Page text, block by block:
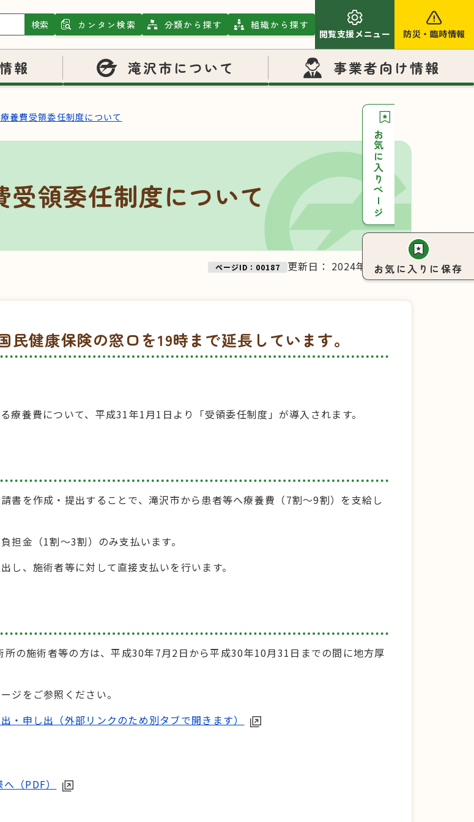
検索 カンタン検索 分類から探す 組織から探す
閲覧支援メニュー 防災 ・ 臨時情報
報 滝沢市について 事業者向け情報
お気に入りページ
お気に入りに保存
養費受領委任制度について
受領委任制度について
ページID：00187 更新日： 2024年08月06日
健康保険の窓口を19時まで延長しています。
養費について、平成31年1月1日より「受領委任制度」が導入されます。
書を作成・提出することで、滝沢市から患者等へ療養費（7割〜9割）を支給し
担金（1割〜3割）のみ支払います。
、施術者等に対して直接支払いを行います。
の施術者等の方は、平成30年7月2日から平成30年10月31日までの間に地方厚
ジをご参照ください。
申し出（外部リンクのため別タブで開きます）
（PDF）